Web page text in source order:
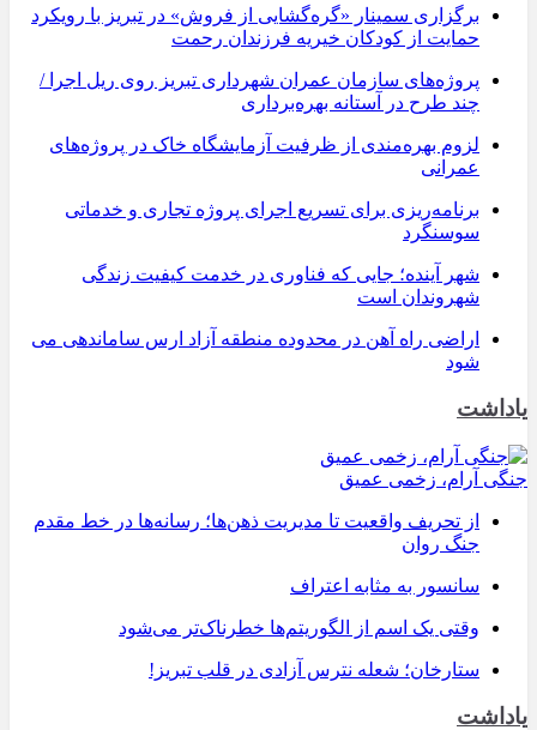
برگزاری سمینار «گره‌گشایی از فروش» در تبریز با رویکرد
حمایت از کودکان خیریه فرزندان رحمت
پروژه‌های سازمان عمران شهرداری تبریز روی ریل اجرا /
چند طرح در آستانه بهره‌برداری
لزوم بهره‌مندی از ظرفیت آزمایشگاه خاک در پروژه‌های
عمرانی
برنامه‌ریزی برای تسریع اجرای پروژه تجاری و خدماتی
سوسنگرد
شهر آینده؛ جایی که فناوری در خدمت کیفیت زندگی
شهروندان است
اراضی راه آهن در محدوده منطقه آزاد ارس ساماندهی می
شود
یاداشت
جنگی آرام، زخمی عمیق
از تحریف واقعیت تا مدیریت ذهن‌ها؛ رسانه‌ها در خط مقدم
جنگ روان
سانسور به مثابه اعتراف
وقتی یک اسم از الگوریتم‌ها خطرناک‌تر می‌شود
ستارخان؛ شعله نترس آزادی در قلب تبریز!
یاداشت